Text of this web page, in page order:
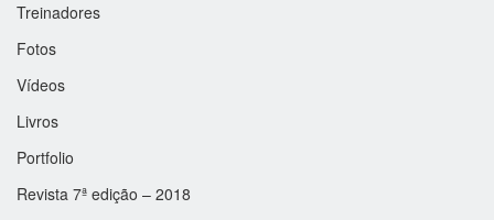
Treinadores
Fotos
Vídeos
Livros
Portfolio
Revista 7ª edição – 2018